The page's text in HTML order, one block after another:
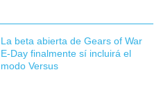
La beta abierta de Gears of War
E-Day finalmente sí incluirá el
modo Versus